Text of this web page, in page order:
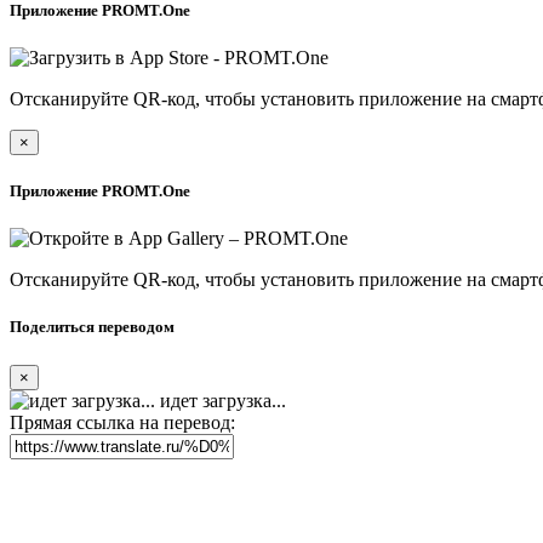
Приложение PROMT.One
Отсканируйте QR-код, чтобы установить приложение на
×
Приложение PROMT.One
Отсканируйте QR-код, чтобы установить приложение на
Поделиться переводом
×
идет загрузка...
Прямая ссылка на перевод: